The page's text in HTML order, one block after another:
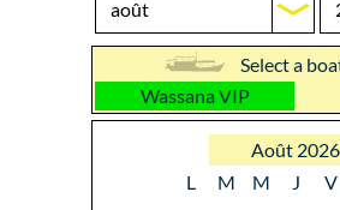
Select a
Wassana VIP
Août 2026
L
M M J V